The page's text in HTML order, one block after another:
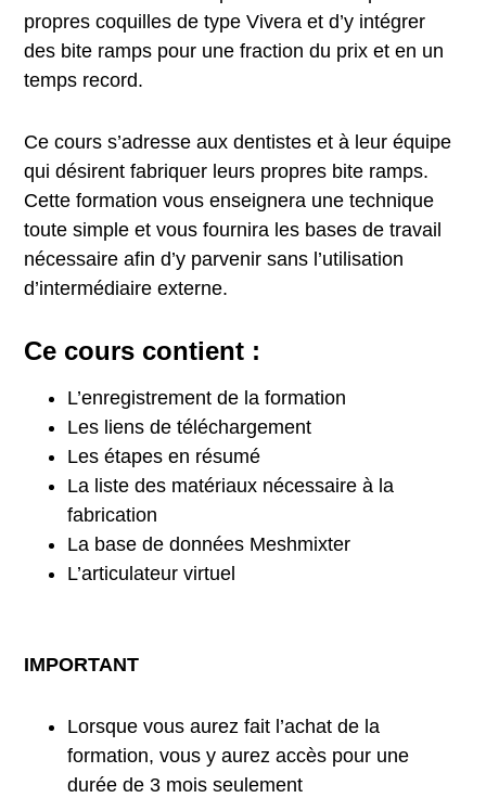
propres coquilles de type Vivera et d’y intégrer
des bite ramps pour une fraction du prix et en un
temps record.
Ce cours s’adresse aux dentistes et à leur équipe
qui désirent fabriquer leurs propres bite ramps.
Cette formation vous enseignera une technique
toute simple et vous fournira les bases de travail
nécessaire afin d’y parvenir sans l’utilisation
d’intermédiaire externe.
Ce cours contient :
L’enregistrement de la formation
Les liens de téléchargement
Les étapes en résumé
La liste des matériaux nécessaire à la
fabrication
La base de données Meshmixter
L’articulateur virtuel
IMPORTANT
Lorsque vous aurez fait l’achat de la
formation, vous y aurez accès pour une
durée de 3 mois seulement